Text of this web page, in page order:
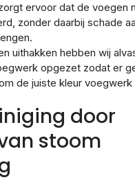
ervoor dat de voegen
zonder daarbij schade
uithakken hebben wij
opgezet zodat er
de juiste kleur voegwerk
door
stoom